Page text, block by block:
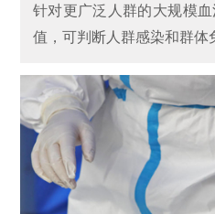
针对更广泛人群的大规模
值，可判断人群感染和群体